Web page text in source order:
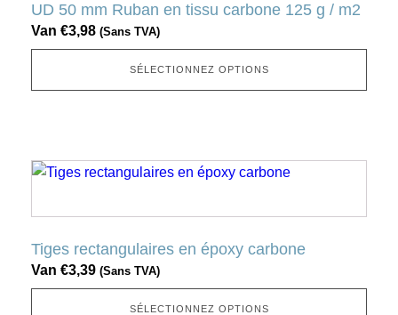
produit
UD 50 mm Ruban en tissu carbone 125 g / m2
Van €3,98 (Sans TVA)
SÉLECTIONNEZ OPTIONS
variantes.
peut
la
produit
Tiges rectangulaires en époxy carbone
Van €3,39 (Sans TVA)
SÉLECTIONNEZ OPTIONS
Ce
a
variantes.